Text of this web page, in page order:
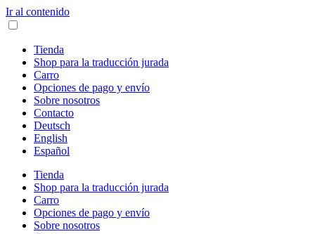
Ir al contenido
Tienda
Shop para la traducción jurada
Carro
Opciones de pago y envío
Sobre nosotros
Contacto
Deutsch
English
Español
Tienda
Shop para la traducción jurada
Carro
Opciones de pago y envío
Sobre nosotros